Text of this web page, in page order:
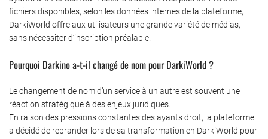
fichiers disponibles, selon les données internes de la plateforme,
DarkiWorld offre aux utilisateurs une grande variété de médias,
sans nécessiter d’inscription préalable.
Pourquoi Darkino a-t-il changé de nom pour DarkiWorld ?
Le changement de nom d’un service à un autre est souvent une
réaction stratégique à des enjeux juridiques.
En raison des pressions constantes des ayants droit, la plateforme
a décidé de rebrander lors de sa transformation en DarkiWorld pour